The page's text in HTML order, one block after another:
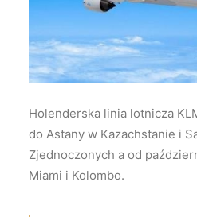
Wyszukiwanie
Holenderska linia lotnicza
do Astany w Kazachstanie i
Zjednoczonych a od
Miami i Kolombo.